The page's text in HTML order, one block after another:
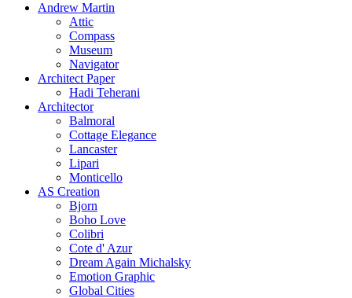
Andrew Martin
Attic
Compass
Museum
Navigator
Architect Paper
Hadi Teherani
Architector
Balmoral
Cottage Elegance
Lancaster
Lipari
Monticello
AS Creation
Bjorn
Boho Love
Colibri
Cote d' Azur
Dream Again Michalsky
Emotion Graphic
Global Cities